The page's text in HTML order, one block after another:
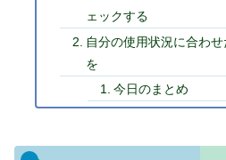
ェックする
自分の使用状況に合わ
を
今日のまとめ